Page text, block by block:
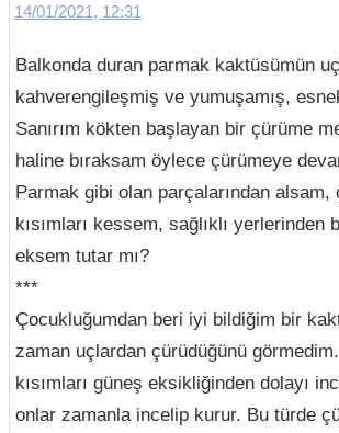
14/01/2021, 12:31
Balkonda duran parmak kaktüsümün
kahverengileşmiş ve yumuşamış,
Sanırım kökten başlayan bir çürüme
haline bıraksam öylece çürümeye
Parmak gibi olan parçalarından alsam,
kısımları kessem, sağlıklı yerlerinden
eksem tutar mı?
***
Çocukluğumdan beri iyi bildiğim bir
zaman uçlardan çürüdüğünü
kısımları güneş eksikliğinden dolayı
onlar zamanla incelip kurur. Bu türde